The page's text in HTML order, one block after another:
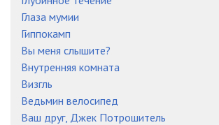
Глаза мумии
Гиппокамп
Вы меня слышите?
Внутренняя комната
Визгль
Ведьмин велосипед
Ваш друг, Джек Потрошитель